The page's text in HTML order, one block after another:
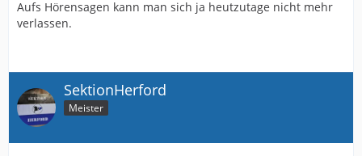
Aufs Hörensagen kann man sich ja heutzutage nicht mehr
verlassen.
SektionHerford
Meister